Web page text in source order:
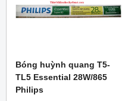
Bóng huỳnh quang T5-
TL5 Essential 28W/865
Philips